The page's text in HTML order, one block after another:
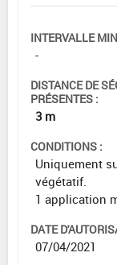
INTERVALLE
-
DISTANCE DE
PRÉSENTES :
3 m
CONDITIONS :
Uniquement
végétatif.
1 application
DATE
07/04/2021